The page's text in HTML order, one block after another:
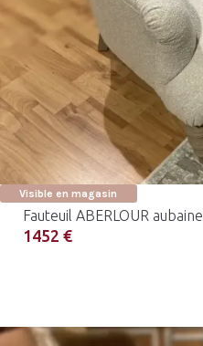
Visible en magasin
Fauteuil ABERLOUR aubaine
1452 €